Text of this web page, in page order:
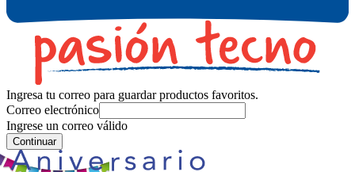
Ingresa tu correo para guardar productos favoritos.
Correo electrónico
Ingrese un correo válido
Continuar